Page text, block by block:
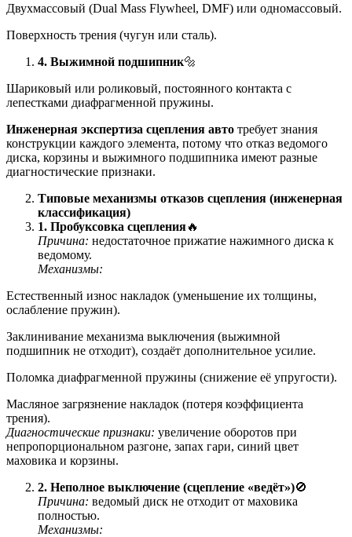
Двухмассовый (Dual Mass Flywheel, DMF) или одномассовый.
Поверхность трения (чугун или сталь).
4. Выжимной подшипник🔩
Шариковый или роликовый, постоянного контакта с
лепестками диафрагменной пружины.
Инженерная экспертиза сцепления авто требует знания
конструкции каждого элемента, потому что отказ ведомого
диска, корзины и выжимного подшипника имеют разные
диагностические признаки.
Типовые механизмы отказов сцепления (инженерная
классификация)
1. Пробуксовка сцепления🔥
Причина: недостаточное прижатие нажимного диска к
ведомому.
Механизмы:
Естественный износ накладок (уменьшение их толщины,
ослабление пружин).
Заклинивание механизма выключения (выжимной
подшипник не отходит), создаёт дополнительное усилие.
Поломка диафрагменной пружины (снижение её упругости).
Масляное загрязнение накладок (потеря коэффициента
трения).
Диагностические признаки: увеличение оборотов при
непропорциональном разгоне, запах гари, синий цвет
маховика и корзины.
2. Неполное выключение (сцепление «ведёт»)🚫
Причина: ведомый диск не отходит от маховика
полностью.
Механизмы: